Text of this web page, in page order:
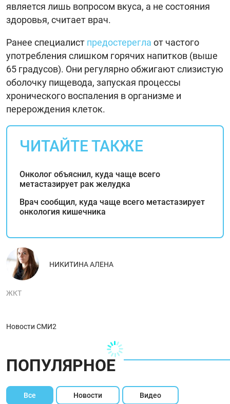
является лишь вопросом вкуса, а не состояния
здоровья, считает врач.
Ранее специалист предостерегла от частого
употребления слишком горячих напитков (выше
65 градусов). Они регулярно обжигают слизистую
оболочку пищевода, запуская процессы
хронического воспаления в организме и
перерождения клеток.
ЧИТАЙТЕ ТАКЖЕ
Онколог объяснил, куда чаще всего
метастазирует рак желудка
Врач сообщил, куда чаще всего метастазирует
онкология кишечника
НИКИТИНА АЛЕНА
ЖКТ
Новости СМИ2
ПОПУЛЯРНОЕ
Все Новости Видео